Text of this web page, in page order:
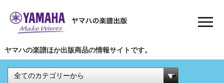
ヤマハの楽譜ほか出版商品の情報サイトです。